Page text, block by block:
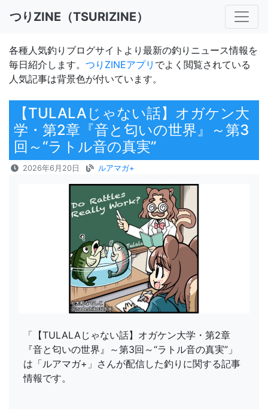
つりZINE（TSURIZINE）
各種人気釣りブログサイトより最新の釣りニュース情報を
毎日紹介します。 つりZINEアプリ でよく閲覧されている
人気記事は背景色が付いています。
【TULALAじゃない話】オガケン大
学・第2章『音と匂いの世界』～第3
回～“ラトル音の真実”
2026年6月20日 ルアマガ+
「【TULALAじゃない話】オガケン大学・第2章
『音と匂いの世界』～第3回～“ラトル音の真実”」
は「ルアマガ+」さんが配信した釣りに関する記事
情報です。